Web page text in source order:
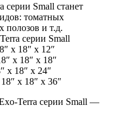
серии Small станет
томатных
полозов и т.д.
серии Small
x 18″ x 12″
x 18″ x 18″
x 18″ x 24″
x 18″ x 36″
Terra серии Small —